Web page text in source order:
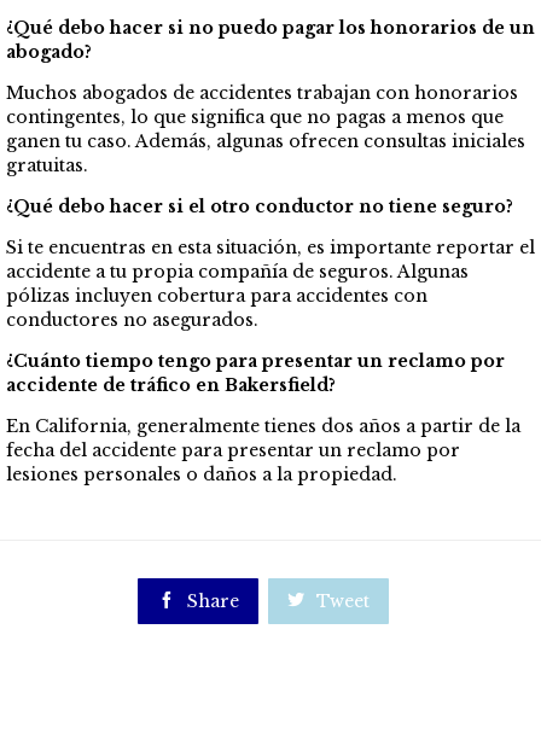
¿Qué debo hacer si no puedo pagar los honorarios de un
abogado?
Muchos abogados de accidentes trabajan con honorarios
contingentes, lo que significa que no pagas a menos que
ganen tu caso. Además, algunas ofrecen consultas iniciales
gratuitas.
¿Qué debo hacer si el otro conductor no tiene seguro?
Si te encuentras en esta situación, es importante reportar el
accidente a tu propia compañía de seguros. Algunas
pólizas incluyen cobertura para accidentes con
conductores no asegurados.
¿Cuánto tiempo tengo para presentar un reclamo por
accidente de tráfico en Bakersfield?
En California, generalmente tienes dos años a partir de la
fecha del accidente para presentar un reclamo por
lesiones personales o daños a la propiedad.
 Share  Tweet